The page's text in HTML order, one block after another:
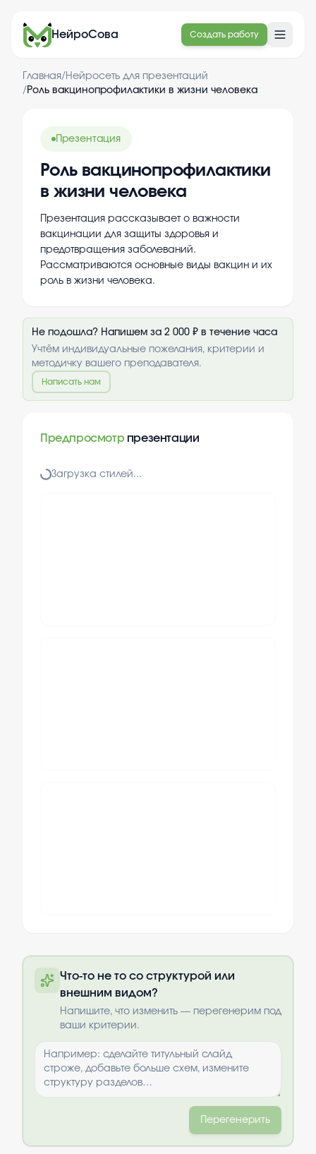
НейроСова Создать работу
Главная/ Нейросеть для презентаций
/ Роль вакцинопрофилактики в жизни человека
Презентация
Роль вакцинопрофилактики
в жизни человека
Презентация рассказывает о важности
вакцинации для защиты здоровья и
предотвращения заболеваний.
Рассматриваются основные виды вакцин и их
роль в жизни человека.
Не подошла? Напишем за 2 000 ₽ в течение часа
Учтём индивидуальные пожелания, критерии и
методичку вашего преподавателя.
Написать нам
Предпросмотр презентации
Загрузка стилей...
по почте после оплаты
Что-то не то со структурой или
внешним видом?
Напишите, что изменить — перегенерим под
ваши критерии.
Перегенерить